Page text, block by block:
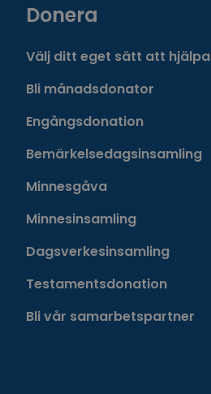
Donera
Välj ditt eget sätt att hjälpa
Bli månadsdonator
Engångsdonation
Bemärkelsedagsinsamling
Minnesgåva
Minnesinsamling
Dagsverkesinsamling
Testamentsdonation
Bli vår samarbetspartner